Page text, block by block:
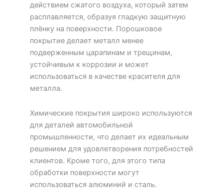
действием сжатого воздуха, который затем
расплавляется, образуя гладкую защитную
плёнку на поверхности. Порошковое
покрытие делает металл менее
подверженным царапинам и трещинам,
устойчивым к коррозии и может
использоваться в качестве красителя для
металла.
Химические покрытия широко используются
для деталей автомобильной
промышленности, что делает их идеальным
решением для удовлетворения потребностей
клиентов. Кроме того, для этого типа
обработки поверхности могут
использоваться алюминий и сталь.